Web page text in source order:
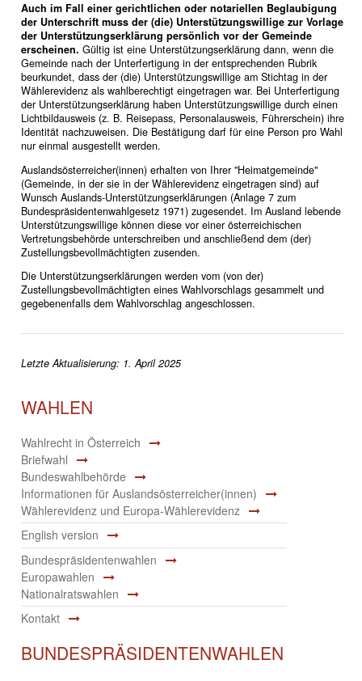
Auch im Fall einer gerichtlichen oder notariellen Beglaubigung
der Unterschrift muss der (die) Unterstützungswillige zur Vorlage
der Unterstützungserklärung persönlich vor der Gemeinde
erscheinen. Gültig ist eine Unterstützungserklärung dann, wenn die
Gemeinde nach der Unterfertigung in der entsprechenden Rubrik
beurkundet, dass der (die) Unterstützungswillige am Stichtag in der
Wählerevidenz als wahlberechtigt eingetragen war. Bei Unterfertigung
der Unterstützungserklärung haben Unterstützungswillige durch einen
Lichtbildausweis (z. B. Reisepass, Personalausweis, Führerschein) ihre
Identität nachzuweisen. Die Bestätigung darf für eine Person pro Wahl
nur einmal ausgestellt werden.
Auslandsösterreicher(innen) erhalten von Ihrer "Heimatgemeinde"
(Gemeinde, in der sie in der Wählerevidenz eingetragen sind) auf
Wunsch Auslands-Unterstützungserklärungen (Anlage 7 zum
Bundespräsidentenwahlgesetz 1971) zugesendet. Im Ausland lebende
Unterstützungswillige können diese vor einer österreichischen
Vertretungsbehörde unterschreiben und anschließend dem (der)
Zustellungsbevollmächtigten zusenden.
Die Unterstützungserklärungen werden vom (von der)
Zustellungsbevollmächtigten eines Wahlvorschlags gesammelt und
gegebenenfalls dem Wahlvorschlag angeschlossen.
Letzte Aktualisierung: 1. April 2025
WAHLEN
Wahlrecht in Österreich
Briefwahl
Bundeswahlbehörde
Informationen für Auslandsösterreicher(innen)
Wählerevidenz und Europa-Wählerevidenz
English version
Bundespräsidentenwahlen
Europawahlen
Nationalratswahlen
Kontakt
BUNDESPRÄSIDENTENWAHLEN